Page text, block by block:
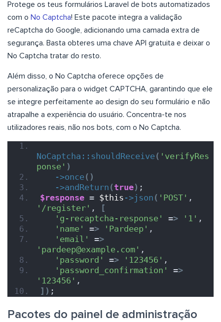
Protege os teus formulários Laravel de bots automatizados
com o No Captcha! Este pacote integra a validação
reCaptcha do Google, adicionando uma camada extra de
segurança. Basta obteres uma chave API gratuita e deixar o
No Captcha tratar do resto.
Além disso, o No Captcha oferece opções de
personalização para o widget CAPTCHA, garantindo que ele
se integre perfeitamente ao design do seu formulário e não
atrapalhe a experiência do usuário. Concentra-te nos
utilizadores reais, não nos bots, com o No Captcha.
NoCaptcha::shouldReceive( 'verifyRes
ponse' )
->once()
->andReturn (true) ;
$response = $this ->json ( 'POST'
'/register' ,
[
'g-recaptcha-response'
=> '1' ,
'name'
=> 'Pardeep' ,
'email'
=>
'pardeep@example.com' ,
'password'
=> '123456' ,
'password_confirmation'
=>
'123456' ,
]) ;
Pacotes do painel de administração